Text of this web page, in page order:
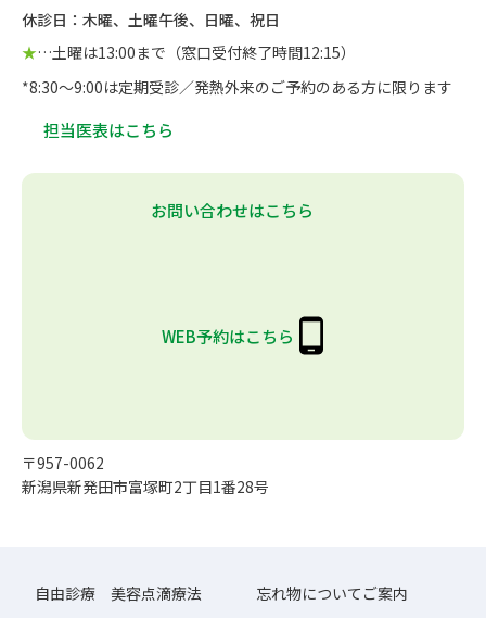
休診日：木曜、土曜午後、日曜、祝日
★…土曜は13:00まで（窓口受付終了時間12:15）
*8:30～9:00は定期受診／発熱外来のご予約のある方に限ります
担当医表はこちら
お問い合わせはこちら
WEB予約はこちら
〒957-0062
新潟県新発田市富塚町2丁目1番28号
自由診療 美容点滴療法 忘れ物についてご案内